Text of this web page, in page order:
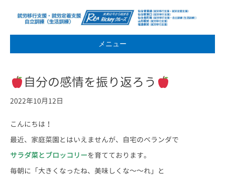
メニュー
自分の感情を振り返ろう
2022年10月12日
こんにちは！
最近、家庭菜園とはいえませんが、自宅のベランダで
サラダ菜とブロッコリーを育てております。
毎朝に「大きくなったね、美味しくな～～れ」と